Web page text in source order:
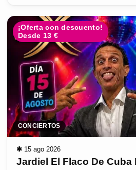
¡Oferta con descuento!
Desde 13 €
CONCIERTOS
✱ 15 ago 2026
Jardiel El Flaco De Cuba